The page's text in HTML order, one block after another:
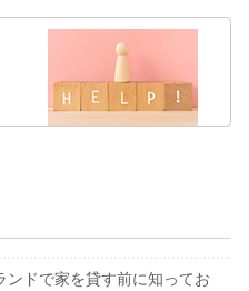
ンドで家を貸す前に知ってお